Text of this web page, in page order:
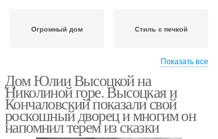
Огромный дом Стиль с печкой
Русская печь Современный дом
Дом с русской печью Печи в доме
Показать все
Дом Юлии Высоцкой на
Николиной горе. Высоцкая и
Кончаловский показали свой
роскошный дворец и многим он
напомнил терем из сказки